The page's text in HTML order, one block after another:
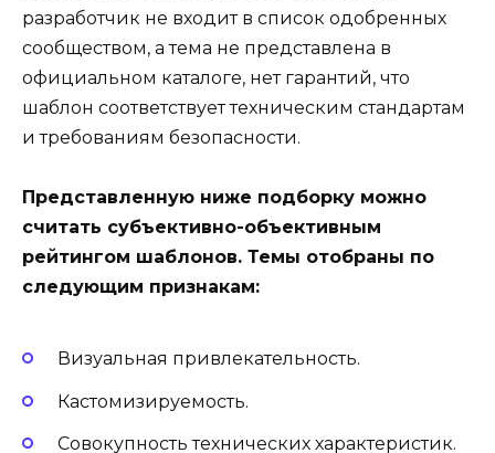
разработчик не входит в список одобренных
сообществом, а тема не представлена в
официальном каталоге, нет гарантий, что
шаблон соответствует техническим стандартам
и требованиям безопасности.
Представленную ниже подборку можно
считать субъективно-объективным
рейтингом шаблонов. Темы отобраны по
следующим признакам:
Визуальная привлекательность.
Кастомизируемость.
Совокупность технических характеристик.